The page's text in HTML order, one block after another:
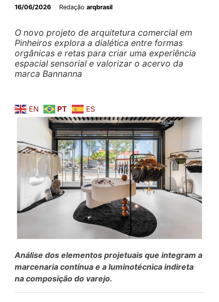
16/06/2026 Redação arqbrasil
O novo projeto de arquitetura comercial em
Pinheiros explora a dialética entre formas
orgânicas e retas para criar uma experiência
espacial sensorial e valorizar o acervo da
marca Bannanna
EN PT ES
Análise dos elementos projetuais que integram a
marcenaria contínua e a luminotécnica indireta
na composição do varejo.